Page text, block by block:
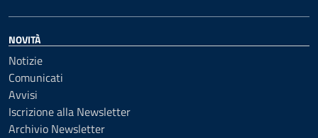
NOVITÀ
Notizie
Comunicati
Avvisi
Iscrizione alla Newsletter
Archivio Newsletter